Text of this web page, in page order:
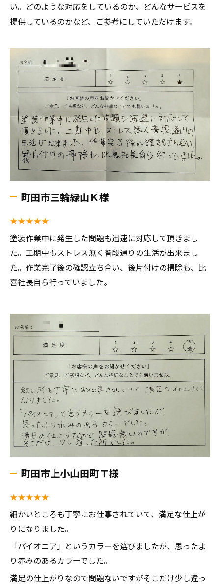
い。どのような対応をしているのか、どんなサービスを
提供しているのかなど、ご参考にしていただけます。
町田市三輪緑山Ｋ様
★★★★★
塗装作業中に発生した問題も迅速に対応して頂きまし
た。工期中もストレス無く普段通りの生活が出来まし
た。作業完了後の確認立ち合い、後片付けの掃除も、比
喜社長自ら行っていました。
町田市上小山田町Ｔ様
★★★★★
細かいところも丁寧にお仕事されていて、満足な仕上が
りになりました。
「パイオニア」というカラーを選びましたが、思ったよ
り赤みのあるカラーでした。
満足の仕上がりなので問題ないですがそこだけ少し違っ